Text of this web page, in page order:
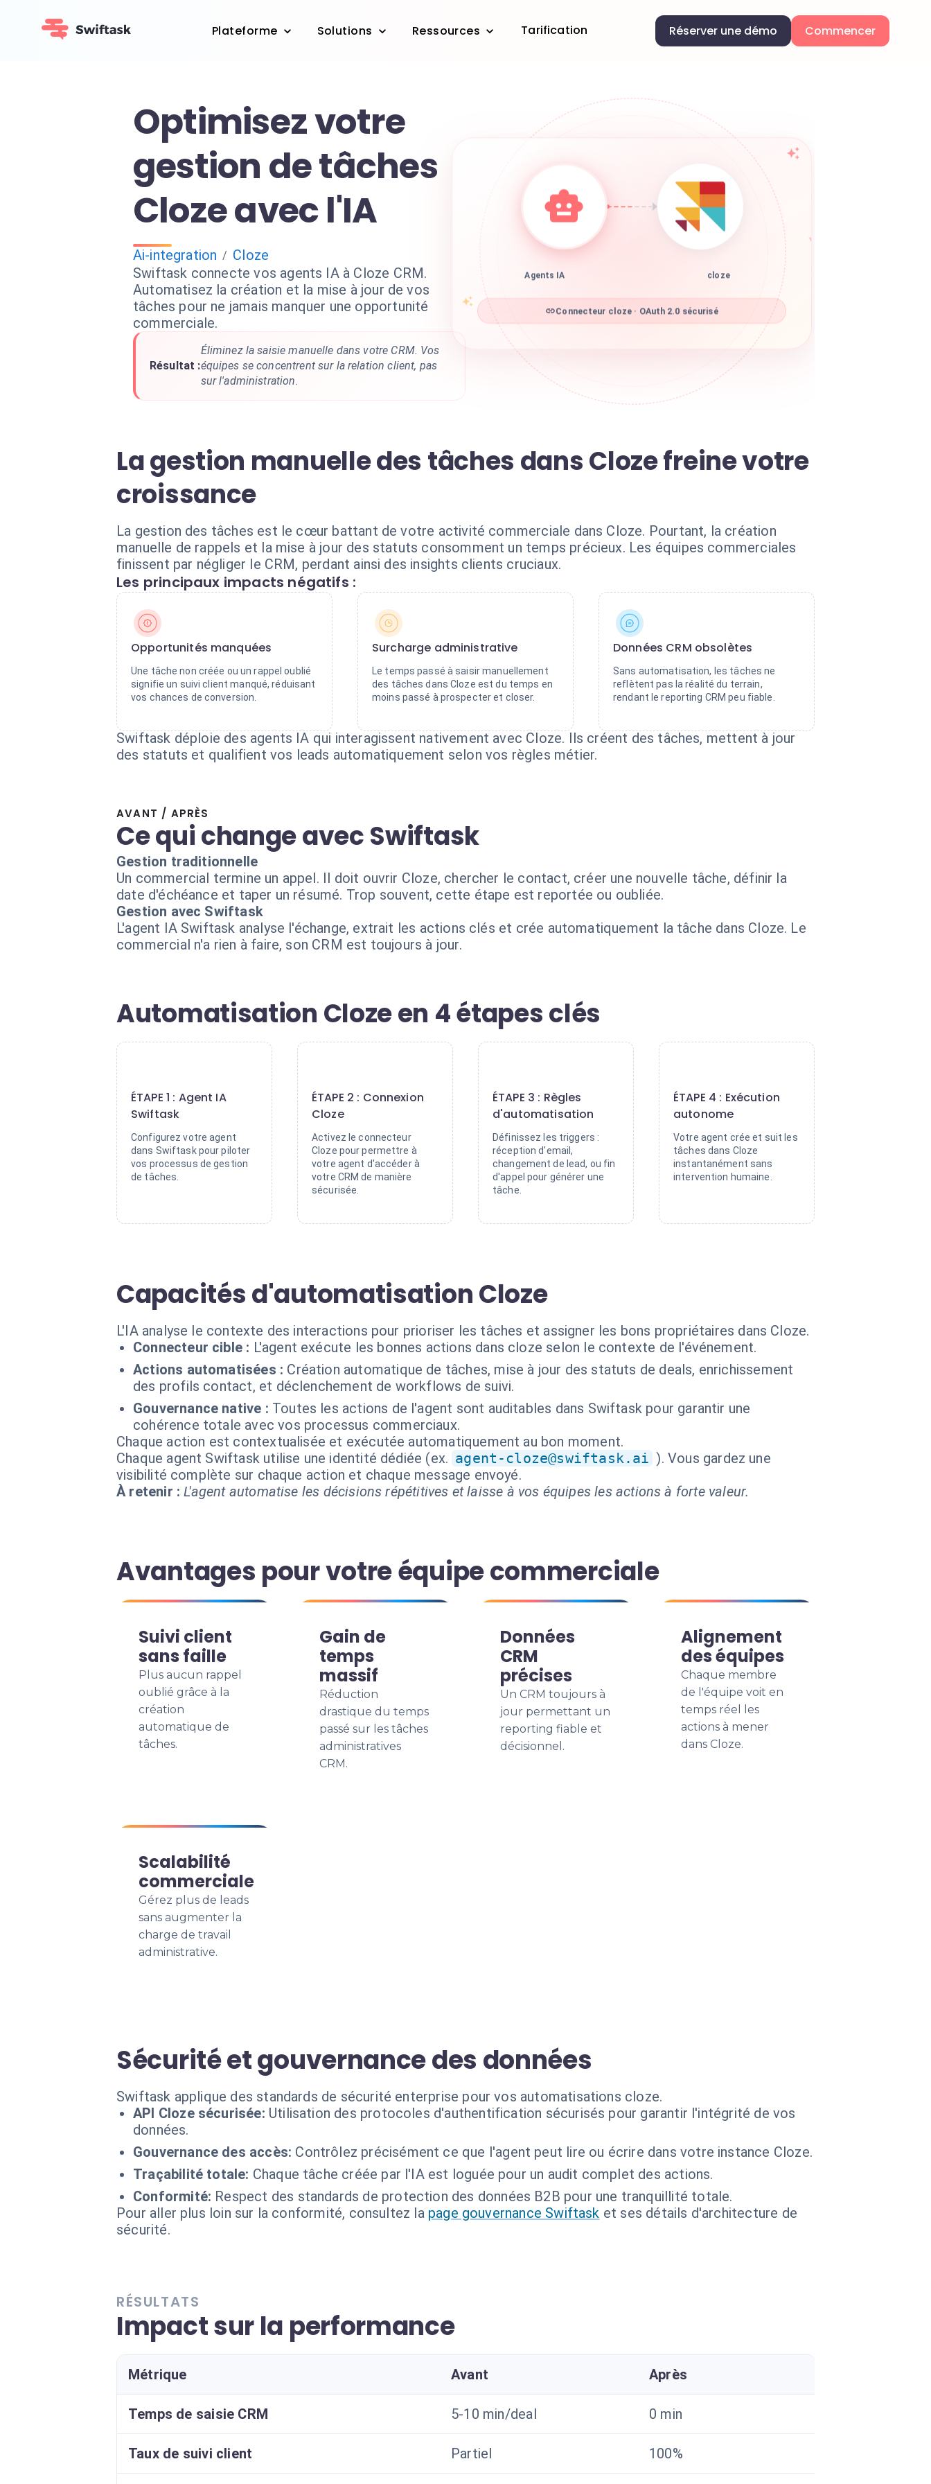
Plateforme Solutions Ressources Tarification Réserver une démo Commencer
Optimisez votre
gestion de tâches
Cloze avec l'IA
Ai-integration / Cloze
Swiftask connecte vos agents IA à Cloze CRM.
Automatisez la création et la mise à jour de vos
tâches pour ne jamais manquer une opportunité
commerciale.
Résultat :
Éliminez la saisie manuelle dans votre CRM. Vos
équipes se concentrent sur la relation client, pas
sur l'administration.
Agents IA cloze
Connecteur cloze · OAuth 2.0 sécurisé
La gestion manuelle des tâches dans Cloze freine votre
croissance
La gestion des tâches est le cœur battant de votre activité commerciale dans Cloze. Pourtant, la création
manuelle de rappels et la mise à jour des statuts consomment un temps précieux. Les équipes commerciales
finissent par négliger le CRM, perdant ainsi des insights clients cruciaux.
Les principaux impacts négatifs :
Opportunités manquées
Une tâche non créée ou un rappel oublié
signifie un suivi client manqué, réduisant
vos chances de conversion.
Surcharge administrative
Le temps passé à saisir manuellement
des tâches dans Cloze est du temps en
moins passé à prospecter et closer.
Données CRM obsolètes
Sans automatisation, les tâches ne
reflètent pas la réalité du terrain,
rendant le reporting CRM peu fiable.
Swiftask déploie des agents IA qui interagissent nativement avec Cloze. Ils créent des tâches, mettent à jour
des statuts et qualifient vos leads automatiquement selon vos règles métier.
AVANT / APRÈS
Ce qui change avec Swiftask
Gestion traditionnelle
Un commercial termine un appel. Il doit ouvrir Cloze, chercher le contact, créer une nouvelle tâche, définir la
date d'échéance et taper un résumé. Trop souvent, cette étape est reportée ou oubliée.
Gestion avec Swiftask
L'agent IA Swiftask analyse l'échange, extrait les actions clés et crée automatiquement la tâche dans Cloze. Le
commercial n'a rien à faire, son CRM est toujours à jour.
Automatisation Cloze en 4 étapes clés
ÉTAPE 1 : Agent IA
Swiftask
Configurez votre agent
dans Swiftask pour piloter
vos processus de gestion
de tâches.
ÉTAPE 2 : Connexion
Cloze
Activez le connecteur
Cloze pour permettre à
votre agent d'accéder à
votre CRM de manière
sécurisée.
ÉTAPE 3 : Règles
d'automatisation
Définissez les triggers :
réception d'email,
changement de lead, ou fin
d'appel pour générer une
tâche.
ÉTAPE 4 : Exécution
autonome
Votre agent crée et suit les
tâches dans Cloze
instantanément sans
intervention humaine.
Capacités d'automatisation Cloze
L'IA analyse le contexte des interactions pour prioriser les tâches et assigner les bons propriétaires dans Cloze.
Connecteur cible : L'agent exécute les bonnes actions dans cloze selon le contexte de l'événement.
Actions automatisées : Création automatique de tâches, mise à jour des statuts de deals, enrichissement
des profils contact, et déclenchement de workflows de suivi.
Gouvernance native : Toutes les actions de l'agent sont auditables dans Swiftask pour garantir une
cohérence totale avec vos processus commerciaux.
Chaque action est contextualisée et exécutée automatiquement au bon moment.
Chaque agent Swiftask utilise une identité dédiée (ex. agent-cloze@swiftask.ai ). Vous gardez une
visibilité complète sur chaque action et chaque message envoyé.
À retenir : L'agent automatise les décisions répétitives et laisse à vos équipes les actions à forte valeur.
Avantages pour votre équipe commerciale
Suivi client
sans faille
Plus aucun rappel
oublié grâce à la
création
automatique de
tâches.
Gain de
temps
massif
Réduction
drastique du temps
passé sur les tâches
administratives
CRM.
Données
CRM
précises
Un CRM toujours à
jour permettant un
reporting fiable et
décisionnel.
Alignement
des équipes
Chaque membre
de l'équipe voit en
temps réel les
actions à mener
dans Cloze.
Scalabilité
commerciale
Gérez plus de leads
sans augmenter la
charge de travail
administrative.
Sécurité et gouvernance des données
Swiftask applique des standards de sécurité enterprise pour vos automatisations cloze.
API Cloze sécurisée: Utilisation des protocoles d'authentification sécurisés pour garantir l'intégrité de vos
données.
Gouvernance des accès: Contrôlez précisément ce que l'agent peut lire ou écrire dans votre instance Cloze.
Traçabilité totale: Chaque tâche créée par l'IA est loguée pour un audit complet des actions.
Conformité: Respect des standards de protection des données B2B pour une tranquillité totale.
Pour aller plus loin sur la conformité, consultez la page gouvernance Swiftask et ses détails d'architecture de
sécurité.
RÉSULTATS
Impact sur la performance
Métrique Avant Après
Temps de saisie CRM 5-10 min/deal 0 min
Taux de suivi client Partiel 100%